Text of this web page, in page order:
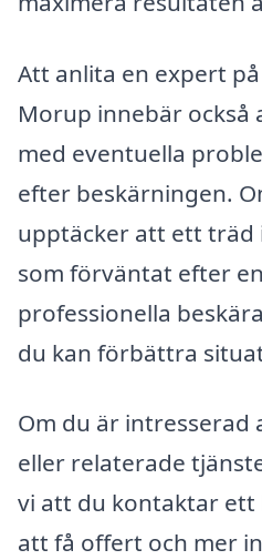
Att anlita en expert
Morup innebär också
med eventuella
efter beskärningen.
upptäcker att ett träd
som förväntat efter
professionella
du kan förbättra
Om du är intresserad
eller relaterade
vi att du kontaktar
att få offert och mer